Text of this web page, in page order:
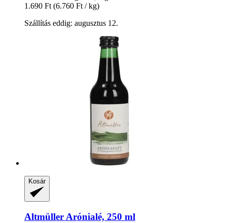
1.690 Ft (6.760 Ft / kg)
Szállítás eddig: augusztus 12.
Kosár
Altmüller Arónialé, 250 ml